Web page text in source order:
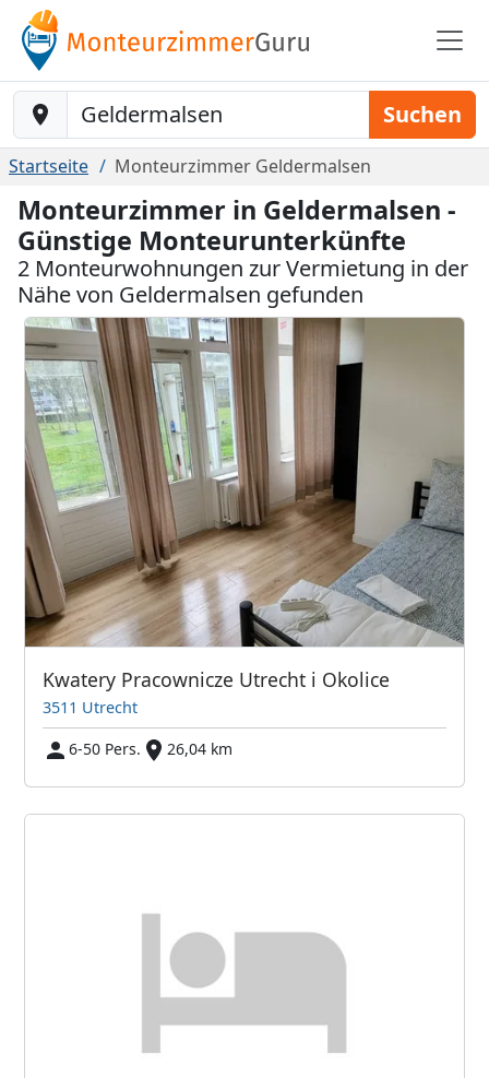
Baustelle-Location Suchen
Startseite Monteurzimmer Geldermalsen
Monteurzimmer in Geldermalsen -
Günstige Monteurunterkünfte
2 Monteurwohnungen zur Vermietung in der
Nähe von Geldermalsen gefunden
Kwatery Pracownicze Utrecht i Okolice
3511 Utrecht
6-50 Pers.
26,04 km